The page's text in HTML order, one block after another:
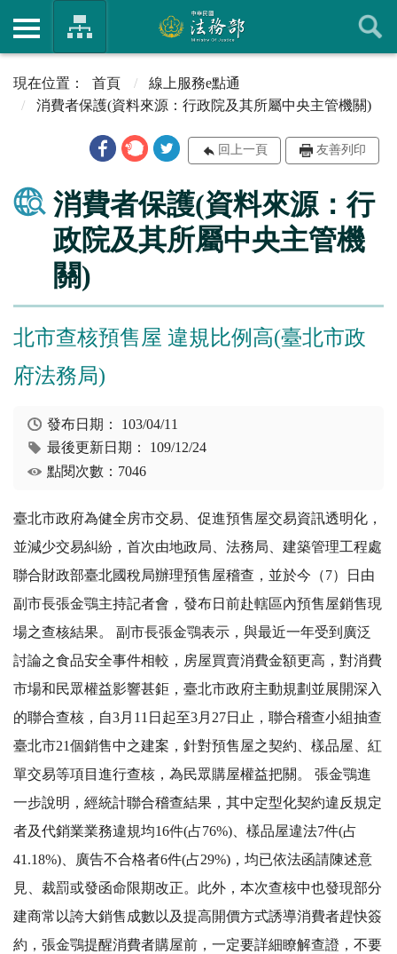
首頁
線上服務e點通
消費者保護(資料來源：行政院及其所屬中央主管機關)
回上一頁 友善列印
消費者保護(資料來源：行
政院及其所屬中央主管機
關)
北市查核預售屋 違規比例高(臺北市政
府法務局)
發布日期： 103/04/11
最後更新日期： 109/12/24
點閱次數：7046
臺北市政府為健全房市交易、促進預售屋交易資訊透明化，
並減少交易糾紛，首次由地政局、法務局、建築管理工程處
聯合財政部臺北國稅局辦理預售屋稽查，並於今（7）日由
副市長張金鶚主持記者會，發布日前赴轄區內預售屋銷售現
場之查核結果。 副市長張金鶚表示，與最近一年受到廣泛
討論之食品安全事件相較，房屋買賣消費金額更高，對消費
市場和民眾權益影響甚鉅，臺北市政府主動規劃並展開深入
的聯合查核，自3月11日起至3月27日止，聯合稽查小組抽查
臺北市21個銷售中之建案，針對預售屋之契約、樣品屋、紅
單交易等項目進行查核，為民眾購屋權益把關。 張金鶚進
一步說明，經統計聯合稽查結果，其中定型化契約違反規定
者及代銷業業務違規均16件(占76%)、樣品屋違法7件(占
41.18%)、廣告不合格者6件(占29%)，均已依法函請陳述意
見、裁罰或發函命限期改正。此外，本次查核中也發現部分
建商常以誇大銷售成數以及提高開價方式誘導消費者趕快簽
約，張金鶚提醒消費者購屋前，一定要詳細瞭解查證，不要